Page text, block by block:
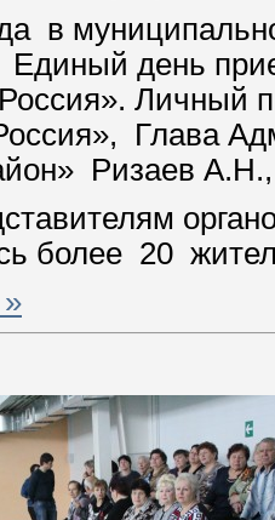
в
день
Личный
Глава
Ризаев
более 20